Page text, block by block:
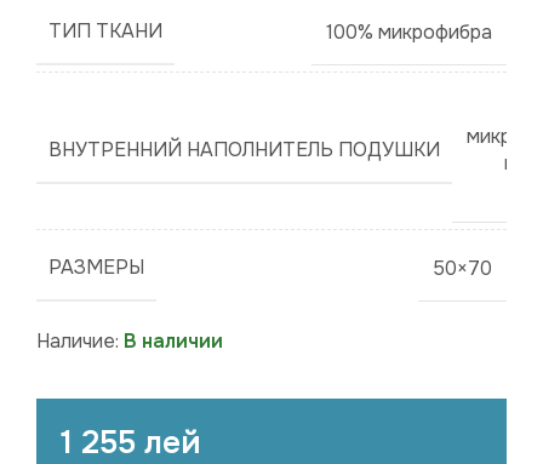
расслабляющую среду для сна.
ТИП ТКАНИ 100% микрофибра
ВНУТРЕННИЙ НАПОЛНИТЕЛЬ ПОДУШКИ
РАЗМЕРЫ 50×70
Наличие: В наличии
1 255 лей